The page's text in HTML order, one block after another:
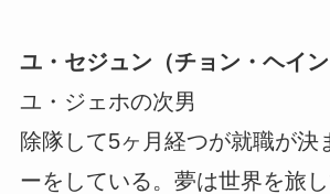
ユ・セジュン（チョン・ヘイン
ユ・ジェホの次男
除隊して5ヶ月経つが就職が決
ーをしている。夢は世界を旅